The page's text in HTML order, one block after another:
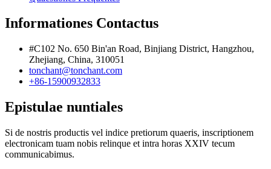
Informationes Contactus
#C102 No. 650 Bin'an Road, Binjiang District, Hangzhou,
Zhejiang, China, 310051
tonchant@tonchant.com
+86-15900932833
Epistulae nuntiales
Si de nostris productis vel indice pretiorum quaeris, inscriptionem
electronicam tuam nobis relinque et intra horas XXIV tecum
communicabimus.